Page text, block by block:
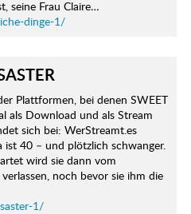
seine Frau Claire…
dinge-1/
Plattformen, bei denen SWEET
als Download und als Stream
sich bei: WerStreamt.es
ist 40 – und plötzlich schwanger.
wird sie dann vom
noch bevor sie ihm die
1/